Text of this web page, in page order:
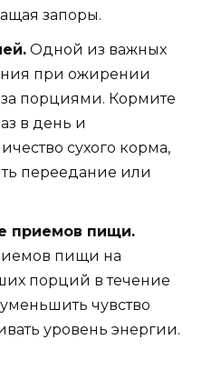
запоры.
Одной из важных
при ожирении
за порциями. Кормите
в день и
сухого корма,
переедание или
приемов пищи.
пищи на
порций в течение
чувство
уровень энергии.